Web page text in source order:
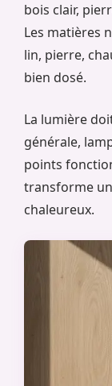
bois clair,
Les matières
lin, pierre,
bien dosé.
La lumière
générale,
points
transforme
chaleureux.